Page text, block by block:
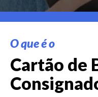
O que é o
Cartão de